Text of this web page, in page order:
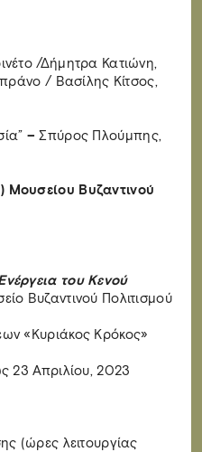
/Δήμητρα Κατιώνη,
/ Βασίλης Κίτσος,
– Σπύρος Πλούμπης,
Βυζαντινού
του Κενού
Βυζαντινού Πολιτισμού
«Κυριάκος Κρόκος»
23 Απριλίου, 2023
(ώρες λειτουργίας